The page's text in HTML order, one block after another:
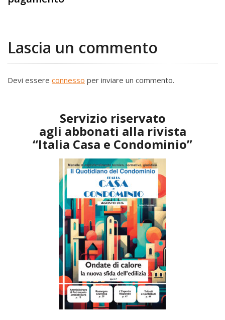
Lascia un commento
Devi essere connesso per inviare un commento.
Servizio riservato
agli abbonati alla rivista
“Italia Casa e Condominio”